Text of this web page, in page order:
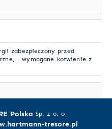
zabezpieczony przed
- wymagane kotwienie z
Polska Sp. z o. o
tresore.pl